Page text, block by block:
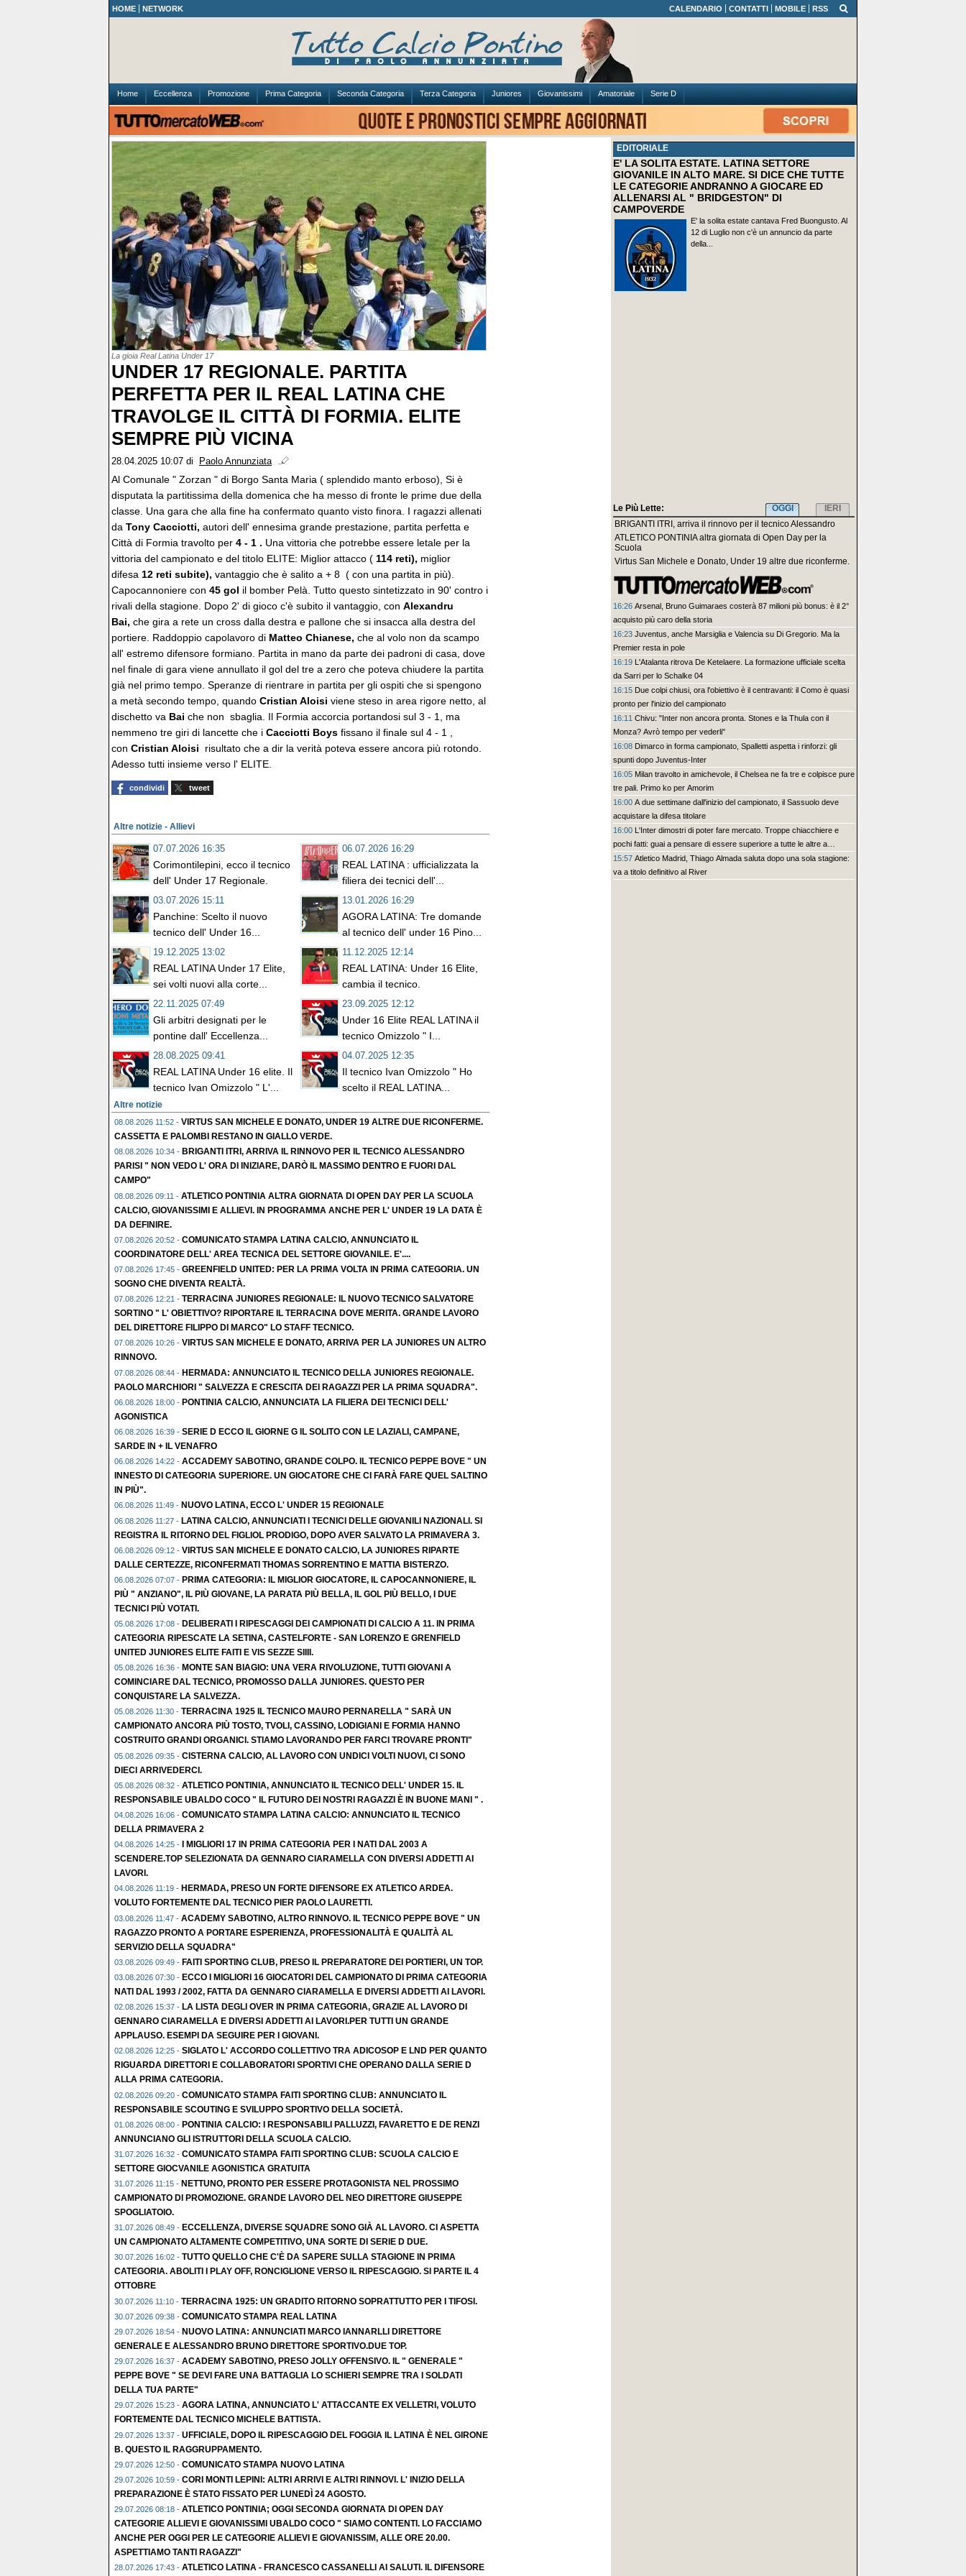
HOME NETWORK CALENDARIO CONTATTI MOBILE RSS
Home Eccellenza Promozione Prima Categoria Seconda Categoria Terza Categoria Juniores Giovanissimi Amatoriale Serie D
La gioia Real Latina Under 17
UNDER 17 REGIONALE. PARTITA
PERFETTA PER IL REAL LATINA CHE
TRAVOLGE IL CITTÀ DI FORMIA. ELITE
SEMPRE PIÙ VICINA
28.04.2025 10:07 di Paolo Annunziata
Al Comunale " Zorzan " di Borgo Santa Maria ( splendido manto erboso), Si è
disputata la partitissima della domenica che ha messo di fronte le prime due della
classe. Una gara che alla fine ha confermato quanto visto finora. I ragazzi allenati
da Tony Cacciotti, autori dell' ennesima grande prestazione, partita perfetta e
Città di Formia travolto per 4 - 1 . Una vittoria che potrebbe essere letale per la
vittoria del campionato e del titolo ELITE: Miglior attacco ( 114 reti), miglior
difesa 12 reti subite), vantaggio che è salito a + 8 ( con una partita in più).
Capocannoniere con 45 gol il bomber Pelà. Tutto questo sintetizzato in 90' contro i
rivali della stagione. Dopo 2' di gioco c'è subito il vantaggio, con Alexandru
Bai, che gira a rete un cross dalla destra e pallone che si insacca alla destra del
portiere. Raddoppio capolavoro di Matteo Chianese, che al volo non da scampo
all' estremo difensore formiano. Partita in mano da parte dei padroni di casa, dove
nel finale di gara viene annullato il gol del tre a zero che poteva chiudere la partita
già nel primo tempo. Speranze di rientrare in partita per gli ospiti che si spengono
a metà secondo tempo, quando Cristian Aloisi viene steso in area rigore netto, al
dischetto va Bai che non sbaglia. Il Formia accorcia portandosi sul 3 - 1, ma
nemmeno tre giri di lancette che i Cacciotti Boys fissano il finale sul 4 - 1 ,
con Cristian Aloisi
risultato che a dir la verità poteva essere ancora più rotondo.
Adesso tutti insieme verso l' ELITE.
condividi tweet
Altre notizie - Allievi
07.07.2026 16:35
Corimontilepini, ecco il tecnico
dell' Under 17 Regionale.
06.07.2026 16:29
REAL LATINA : ufficializzata la
filiera dei tecnici dell'...
03.07.2026 15:11
Panchine: Scelto il nuovo
tecnico dell' Under 16...
13.01.2026 16:29
AGORA LATINA: Tre domande
al tecnico dell' under 16 Pino...
19.12.2025 13:02
REAL LATINA Under 17 Elite,
sei volti nuovi alla corte...
11.12.2025 12:14
REAL LATINA: Under 16 Elite,
cambia il tecnico.
22.11.2025 07:49
Gli arbitri designati per le
pontine dall' Eccellenza...
23.09.2025 12:12
Under 16 Elite REAL LATINA il
tecnico Omizzolo " I...
28.08.2025 09:41
REAL LATINA Under 16 elite. Il
tecnico Ivan Omizzolo " L'...
04.07.2025 12:35
Il tecnico Ivan Omizzolo " Ho
scelto il REAL LATINA...
Altre notizie
08.08.2026 11:52 - VIRTUS SAN MICHELE E DONATO, UNDER 19 ALTRE DUE RICONFERME.
CASSETTA E PALOMBI RESTANO IN GIALLO VERDE.
08.08.2026 10:34 - BRIGANTI ITRI, ARRIVA IL RINNOVO PER IL TECNICO ALESSANDRO
PARISI " NON VEDO L' ORA DI INIZIARE, DARÒ IL MASSIMO DENTRO E FUORI DAL
CAMPO"
08.08.2026 09:11 - ATLETICO PONTINIA ALTRA GIORNATA DI OPEN DAY PER LA SCUOLA
CALCIO, GIOVANISSIMI E ALLIEVI. IN PROGRAMMA ANCHE PER L' UNDER 19 LA DATA È
DA DEFINIRE.
07.08.2026 20:52 - COMUNICATO STAMPA LATINA CALCIO, ANNUNCIATO IL
COORDINATORE DELL' AREA TECNICA DEL SETTORE GIOVANILE. E'....
07.08.2026 17:45 - GREENFIELD UNITED: PER LA PRIMA VOLTA IN PRIMA CATEGORIA. UN
SOGNO CHE DIVENTA REALTÀ.
07.08.2026 12:21 - TERRACINA JUNIORES REGIONALE: IL NUOVO TECNICO SALVATORE
SORTINO " L' OBIETTIVO? RIPORTARE IL TERRACINA DOVE MERITA. GRANDE LAVORO
DEL DIRETTORE FILIPPO DI MARCO" LO STAFF TECNICO.
07.08.2026 10:26 - VIRTUS SAN MICHELE E DONATO, ARRIVA PER LA JUNIORES UN ALTRO
RINNOVO.
07.08.2026 08:44 - HERMADA: ANNUNCIATO IL TECNICO DELLA JUNIORES REGIONALE.
PAOLO MARCHIORI " SALVEZZA E CRESCITA DEI RAGAZZI PER LA PRIMA SQUADRA".
06.08.2026 18:00 - PONTINIA CALCIO, ANNUNCIATA LA FILIERA DEI TECNICI DELL'
AGONISTICA
06.08.2026 16:39 - SERIE D ECCO IL GIORNE G IL SOLITO CON LE LAZIALI, CAMPANE,
SARDE IN + IL VENAFRO
06.08.2026 14:22 - ACCADEMY SABOTINO, GRANDE COLPO. IL TECNICO PEPPE BOVE " UN
INNESTO DI CATEGORIA SUPERIORE. UN GIOCATORE CHE CI FARÀ FARE QUEL SALTINO
IN PIÙ".
06.08.2026 11:49 - NUOVO LATINA, ECCO L' UNDER 15 REGIONALE
06.08.2026 11:27 - LATINA CALCIO, ANNUNCIATI I TECNICI DELLE GIOVANILI NAZIONALI. SI
REGISTRA IL RITORNO DEL FIGLIOL PRODIGO, DOPO AVER SALVATO LA PRIMAVERA 3.
06.08.2026 09:12 - VIRTUS SAN MICHELE E DONATO CALCIO, LA JUNIORES RIPARTE
DALLE CERTEZZE, RICONFERMATI THOMAS SORRENTINO E MATTIA BISTERZO.
06.08.2026 07:07 - PRIMA CATEGORIA: IL MIGLIOR GIOCATORE, IL CAPOCANNONIERE, IL
PIÙ " ANZIANO", IL PIÙ GIOVANE, LA PARATA PIÙ BELLA, IL GOL PIÙ BELLO, I DUE
TECNICI PIÙ VOTATI.
05.08.2026 17:08 - DELIBERATI I RIPESCAGGI DEI CAMPIONATI DI CALCIO A 11. IN PRIMA
CATEGORIA RIPESCATE LA SETINA, CASTELFORTE - SAN LORENZO E GRENFIELD
UNITED JUNIORES ELITE FAITI E VIS SEZZE SIIII.
05.08.2026 16:36 - MONTE SAN BIAGIO: UNA VERA RIVOLUZIONE, TUTTI GIOVANI A
COMINCIARE DAL TECNICO, PROMOSSO DALLA JUNIORES. QUESTO PER
CONQUISTARE LA SALVEZZA.
05.08.2026 11:30 - TERRACINA 1925 IL TECNICO MAURO PERNARELLA " SARÀ UN
CAMPIONATO ANCORA PIÙ TOSTO, TVOLI, CASSINO, LODIGIANI E FORMIA HANNO
COSTRUITO GRANDI ORGANICI. STIAMO LAVORANDO PER FARCI TROVARE PRONTI"
05.08.2026 09:35 - CISTERNA CALCIO, AL LAVORO CON UNDICI VOLTI NUOVI, CI SONO
DIECI ARRIVEDERCI.
05.08.2026 08:32 - ATLETICO PONTINIA, ANNUNCIATO IL TECNICO DELL' UNDER 15. IL
RESPONSABILE UBALDO COCO " IL FUTURO DEI NOSTRI RAGAZZI È IN BUONE MANI " .
04.08.2026 16:06 - COMUNICATO STAMPA LATINA CALCIO: ANNUNCIATO IL TECNICO
DELLA PRIMAVERA 2
04.08.2026 14:25 -
I MIGLIORI 17 IN PRIMA CATEGORIA PER I NATI DAL 2003 A
SCENDERE.TOP SELEZIONATA DA GENNARO CIARAMELLA CON DIVERSI ADDETTI AI
LAVORI.
04.08.2026 11:19 - HERMADA, PRESO UN FORTE DIFENSORE EX ATLETICO ARDEA.
VOLUTO FORTEMENTE DAL TECNICO PIER PAOLO LAURETTI.
03.08.2026 11:47 - ACADEMY SABOTINO, ALTRO RINNOVO. IL TECNICO PEPPE BOVE " UN
RAGAZZO PRONTO A PORTARE ESPERIENZA, PROFESSIONALITÀ E QUALITÀ AL
SERVIZIO DELLA SQUADRA"
03.08.2026 09:49 - FAITI SPORTING CLUB, PRESO IL PREPARATORE DEI PORTIERI, UN TOP.
03.08.2026 07:30 - ECCO I MIGLIORI 16 GIOCATORI DEL CAMPIONATO DI PRIMA CATEGORIA
NATI DAL 1993 / 2002, FATTA DA GENNARO CIARAMELLA E DIVERSI ADDETTI AI LAVORI.
02.08.2026 15:37 - LA LISTA DEGLI OVER IN PRIMA CATEGORIA, GRAZIE AL LAVORO DI
GENNARO CIARAMELLA E DIVERSI ADDETTI AI LAVORI.PER TUTTI UN GRANDE
APPLAUSO. ESEMPI DA SEGUIRE PER I GIOVANI.
02.08.2026 12:25 - SIGLATO L' ACCORDO COLLETTIVO TRA ADICOSOP E LND PER QUANTO
RIGUARDA DIRETTORI E COLLABORATORI SPORTIVI CHE OPERANO DALLA SERIE D
ALLA PRIMA CATEGORIA.
02.08.2026 09:20 - COMUNICATO STAMPA FAITI SPORTING CLUB: ANNUNCIATO IL
RESPONSABILE SCOUTING E SVILUPPO SPORTIVO DELLA SOCIETÀ.
01.08.2026 08:00 - PONTINIA CALCIO: I RESPONSABILI PALLUZZI, FAVARETTO E DE RENZI
ANNUNCIANO GLI ISTRUTTORI DELLA SCUOLA CALCIO.
31.07.2026 16:32 - COMUNICATO STAMPA FAITI SPORTING CLUB: SCUOLA CALCIO E
SETTORE GIOCVANILE AGONISTICA GRATUITA
31.07.2026 11:15 - NETTUNO, PRONTO PER ESSERE PROTAGONISTA NEL PROSSIMO
CAMPIONATO DI PROMOZIONE. GRANDE LAVORO DEL NEO DIRETTORE GIUSEPPE
SPOGLIATOIO.
31.07.2026 08:49 - ECCELLENZA, DIVERSE SQUADRE SONO GIÀ AL LAVORO. CI ASPETTA
UN CAMPIONATO ALTAMENTE COMPETITIVO, UNA SORTE DI SERIE D DUE.
30.07.2026 16:02 - TUTTO QUELLO CHE C'È DA SAPERE SULLA STAGIONE IN PRIMA
CATEGORIA. ABOLITI I PLAY OFF, RONCIGLIONE VERSO IL RIPESCAGGIO. SI PARTE IL 4
OTTOBRE
30.07.2026 11:10 - TERRACINA 1925: UN GRADITO RITORNO SOPRATTUTTO PER I TIFOSI.
30.07.2026 09:38 - COMUNICATO STAMPA REAL LATINA
29.07.2026 18:54 - NUOVO LATINA: ANNUNCIATI MARCO IANNARLLI DIRETTORE
GENERALE E ALESSANDRO BRUNO DIRETTORE SPORTIVO.DUE TOP.
29.07.2026 16:37 - ACADEMY SABOTINO, PRESO JOLLY OFFENSIVO. IL " GENERALE "
PEPPE BOVE " SE DEVI FARE UNA BATTAGLIA LO SCHIERI SEMPRE TRA I SOLDATI
DELLA TUA PARTE"
29.07.2026 15:23 - AGORA LATINA, ANNUNCIATO L' ATTACCANTE EX VELLETRI, VOLUTO
FORTEMENTE DAL TECNICO MICHELE BATTISTA.
29.07.2026 13:37 - UFFICIALE, DOPO IL RIPESCAGGIO DEL FOGGIA IL LATINA È NEL GIRONE
B. QUESTO IL RAGGRUPPAMENTO.
29.07.2026 12:50 - COMUNICATO STAMPA NUOVO LATINA
29.07.2026 10:59 - CORI MONTI LEPINI: ALTRI ARRIVI E ALTRI RINNOVI. L' INIZIO DELLA
PREPARAZIONE È STATO FISSATO PER LUNEDÌ 24 AGOSTO.
29.07.2026 08:18 - ATLETICO PONTINIA; OGGI SECONDA GIORNATA DI OPEN DAY
CATEGORIE ALLIEVI E GIOVANISSIMI UBALDO COCO " SIAMO CONTENTI. LO FACCIAMO
ANCHE PER OGGI PER LE CATEGORIE ALLIEVI E GIOVANISSIM, ALLE ORE 20.00.
ASPETTIAMO TANTI RAGAZZI"
28.07.2026 17:43 - ATLETICO LATINA - FRANCESCO CASSANELLI AI SALUTI. IL DIFENSORE
EDITORIALE
E' LA SOLITA ESTATE. LATINA SETTORE
GIOVANILE IN ALTO MARE. SI DICE CHE TUTTE
LE CATEGORIE ANDRANNO A GIOCARE ED
ALLENARSI AL " BRIDGESTON" DI
CAMPOVERDE
E' la solita estate cantava Fred Buongusto. Al
12 di Luglio non c'è un annuncio da parte
della...
Le Più Lette: IERI
OGGI
BRIGANTI ITRI, arriva il rinnovo per il tecnico Alessandro
ATLETICO PONTINIA altra giornata di Open Day per la
Scuola
Virtus San Michele e Donato, Under 19 altre due riconferme.
16:26 Arsenal, Bruno Guimaraes costerà 87 milioni più bonus: è il 2°
acquisto più caro della storia
16:23 Juventus, anche Marsiglia e Valencia su Di Gregorio. Ma la
Premier resta in pole
16:19 L'Atalanta ritrova De Ketelaere. La formazione ufficiale scelta
da Sarri per lo Schalke 04
16:15 Due colpi chiusi, ora l'obiettivo è il centravanti: il Como è quasi
pronto per l'inizio del campionato
16:11 Chivu: "Inter non ancora pronta. Stones e la Thula con il
Monza? Avrò tempo per vederli"
16:08 Dimarco in forma campionato, Spalletti aspetta i rinforzi: gli
spunti dopo Juventus-Inter
16:05 Milan travolto in amichevole, il Chelsea ne fa tre e colpisce pure
tre pali. Primo ko per Amorim
16:00 A due settimane dall'inizio del campionato, il Sassuolo deve
acquistare la difesa titolare
16:00 L'Inter dimostri di poter fare mercato. Troppe chiacchiere e
pochi fatti: guai a pensare di essere superiore a tutte le altre a
prescindere. Juve, il portiere può diventare un "problema". Milan-
Leao, serve una decisione netta
15:57 Atletico Madrid, Thiago Almada saluta dopo una sola stagione:
va a titolo definitivo al River